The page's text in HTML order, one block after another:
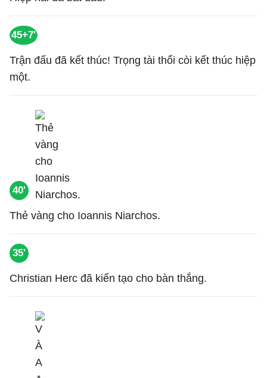
45+7'
Trận đấu đã kết thúc! Trọng tài thổi còi kết thúc hiệp
một.
40'
Thẻ vàng cho Ioannis Niarchos.
35'
Christian Herc đã kiến tạo cho bàn thắng.